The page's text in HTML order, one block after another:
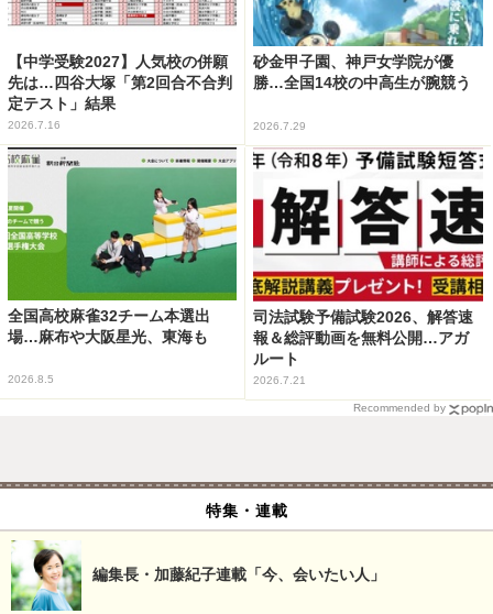
【中学受験2027】人気校の併願
先は…四谷大塚「第2回合不合判
定テスト」結果
2026.7.16
砂金甲子園、神戸女学院が優
勝…全国14校の中高生が腕競う
2026.7.29
全国高校麻雀32チーム本選出
場…麻布や大阪星光、東海も
2026.8.5
司法試験予備試験2026、解答速
報＆総評動画を無料公開…アガ
ルート
2026.7.21
Recommended by
特集・連載
編集長・加藤紀子連載「今、会いたい人」